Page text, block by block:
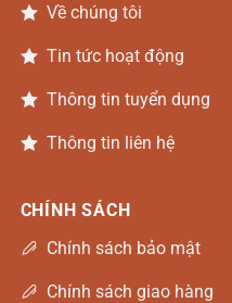
Về chúng tôi
Tin tức hoạt động
Thông tin tuyển dụng
Thông tin liên hệ
CHÍNH SÁCH
Chính sách bảo mật
Chính sách giao hàng